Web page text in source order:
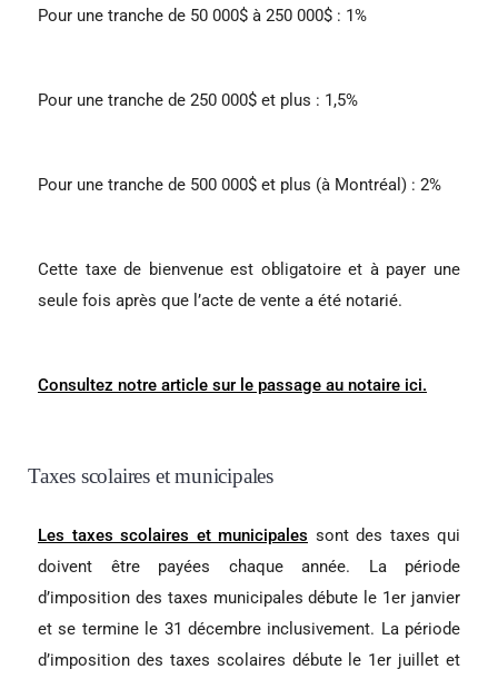
Pour une tranche de 50 000$ à 250 000$ : 1%
Pour une tranche de 250 000$ et plus : 1,5%
Pour une tranche de 500 000$ et plus (à Montréal) : 2%
Cette taxe de bienvenue est obligatoire et à payer une
seule fois après que l’acte de vente a été notarié.
Consultez notre article sur le passage au notaire ici.
Taxes scolaires et municipales
Les taxes scolaires et municipales sont des taxes qui
doivent être payées chaque année. La période
d’imposition des taxes municipales débute le 1er janvier
et se termine le 31 décembre inclusivement. La période
d’imposition des taxes scolaires débute le 1er juillet et